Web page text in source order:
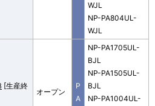
WJL
NP-PA804UL-
WJL
[生産終
オープン
P
A
NP-PA1705UL-
BJL
NP-PA1505UL-
BJL
NP-PA1004UL-